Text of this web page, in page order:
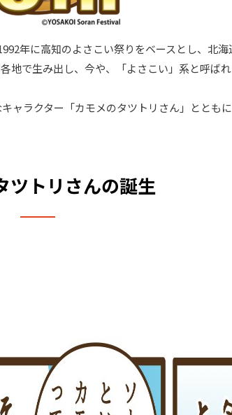
年に高知のよさこい祭りをベースとし、北
地で生み出し、今や、「よさこい」系と呼ば
ャラクター「カモメのタツトリさん」ととも
ツトリさんの誕生